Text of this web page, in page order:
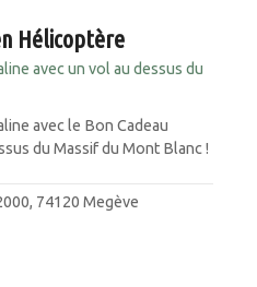
Hélicoptère
avec un vol au dessus du
avec le Bon Cadeau
du Massif du Mont Blanc !
74120 Megève